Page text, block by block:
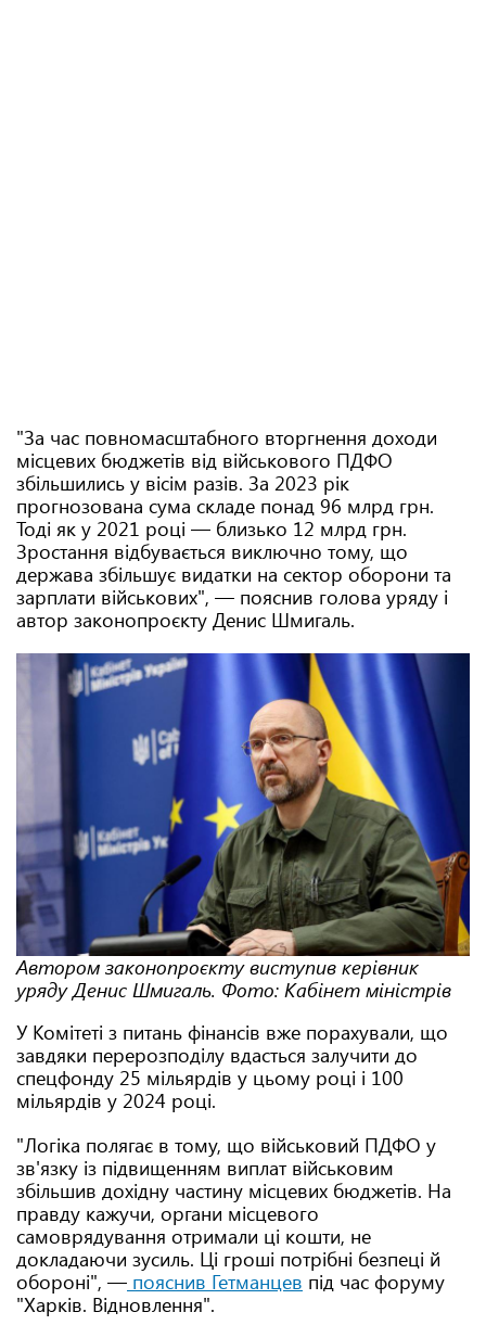
"За час повномасштабного вторгнення доходи
місцевих бюджетів від військового ПДФО
збільшились у вісім разів. За 2023 рік
прогнозована сума складе понад 96 млрд грн.
Тоді як у 2021 році — близько 12 млрд грн.
Зростання відбувається виключно тому, що
держава збільшує видатки на сектор оборони та
зарплати військових", — пояснив голова уряду і
автор законопроєкту Денис Шмигаль.
Автором законопроєкту виступив керівник
уряду Денис Шмигаль. Фото: Кабінет міністрів
У Комітеті з питань фінансів вже порахували, що
завдяки перерозподілу вдасться залучити до
спецфонду 25 мільярдів у цьому році і 100
мільярдів у 2024 році.
"Логіка полягає в тому, що військовий ПДФО у
зв'язку із підвищенням виплат військовим
збільшив дохідну частину місцевих бюджетів. На
правду кажучи, органи місцевого
самоврядування отримали ці кошти, не
докладаючи зусиль. Ці гроші потрібні безпеці й
обороні", — пояснив Гетманцев під час форуму
"Харків. Відновлення".